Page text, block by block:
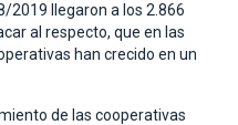
2019 llegaron a los 2.866
al respecto, que en las
han crecido en un
de las cooperativas